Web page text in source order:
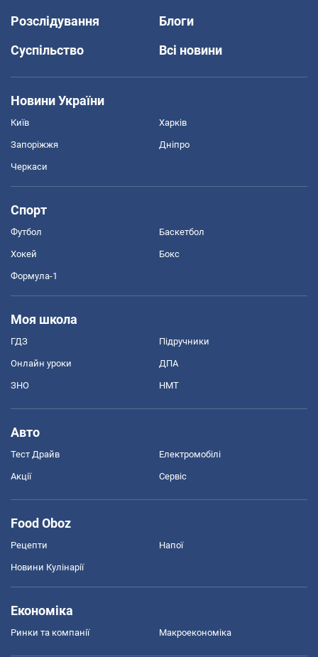
Розслідування
Блоги
Суспільство
Всі новини
Новини України
Київ Харків
Запоріжжя Дніпро
Черкаси
Спорт
Футбол Баскетбол
Хокей Бокс
Формула-1
Моя школа
ГДЗ Підручники
Онлайн уроки ДПА
ЗНО НМТ
Авто
Тест Драйв Електромобілі
Акції Сервіс
Food Oboz
Рецепти Напої
Новини Кулінарії
Економіка
Ринки та компанії Макроекономіка